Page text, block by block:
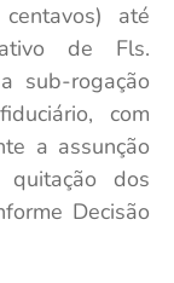
até
de Fls.
sub-rogação
com
a assunção
dos
Decisão